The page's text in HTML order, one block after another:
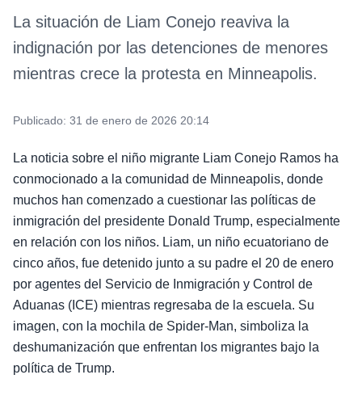
La situación de Liam Conejo reaviva la
indignación por las detenciones de menores
mientras crece la protesta en Minneapolis.
Publicado: 31 de enero de 2026 20:14
La noticia sobre el niño migrante Liam Conejo Ramos ha
conmocionado a la comunidad de Minneapolis, donde
muchos han comenzado a cuestionar las políticas de
inmigración del presidente Donald Trump, especialmente
en relación con los niños. Liam, un niño ecuatoriano de
cinco años, fue detenido junto a su padre el 20 de enero
por agentes del Servicio de Inmigración y Control de
Aduanas (ICE) mientras regresaba de la escuela. Su
imagen, con la mochila de Spider-Man, simboliza la
deshumanización que enfrentan los migrantes bajo la
política de Trump.